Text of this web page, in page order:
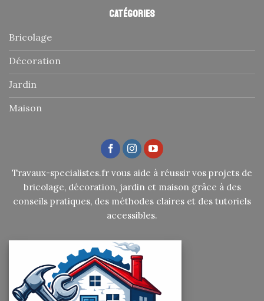
Catégories
Bricolage
Décoration
Jardin
Maison
Travaux-specialistes.fr vous aide à réussir vos projets de
bricolage, décoration, jardin et maison grâce à des
conseils pratiques, des méthodes claires et des tutoriels
accessibles.